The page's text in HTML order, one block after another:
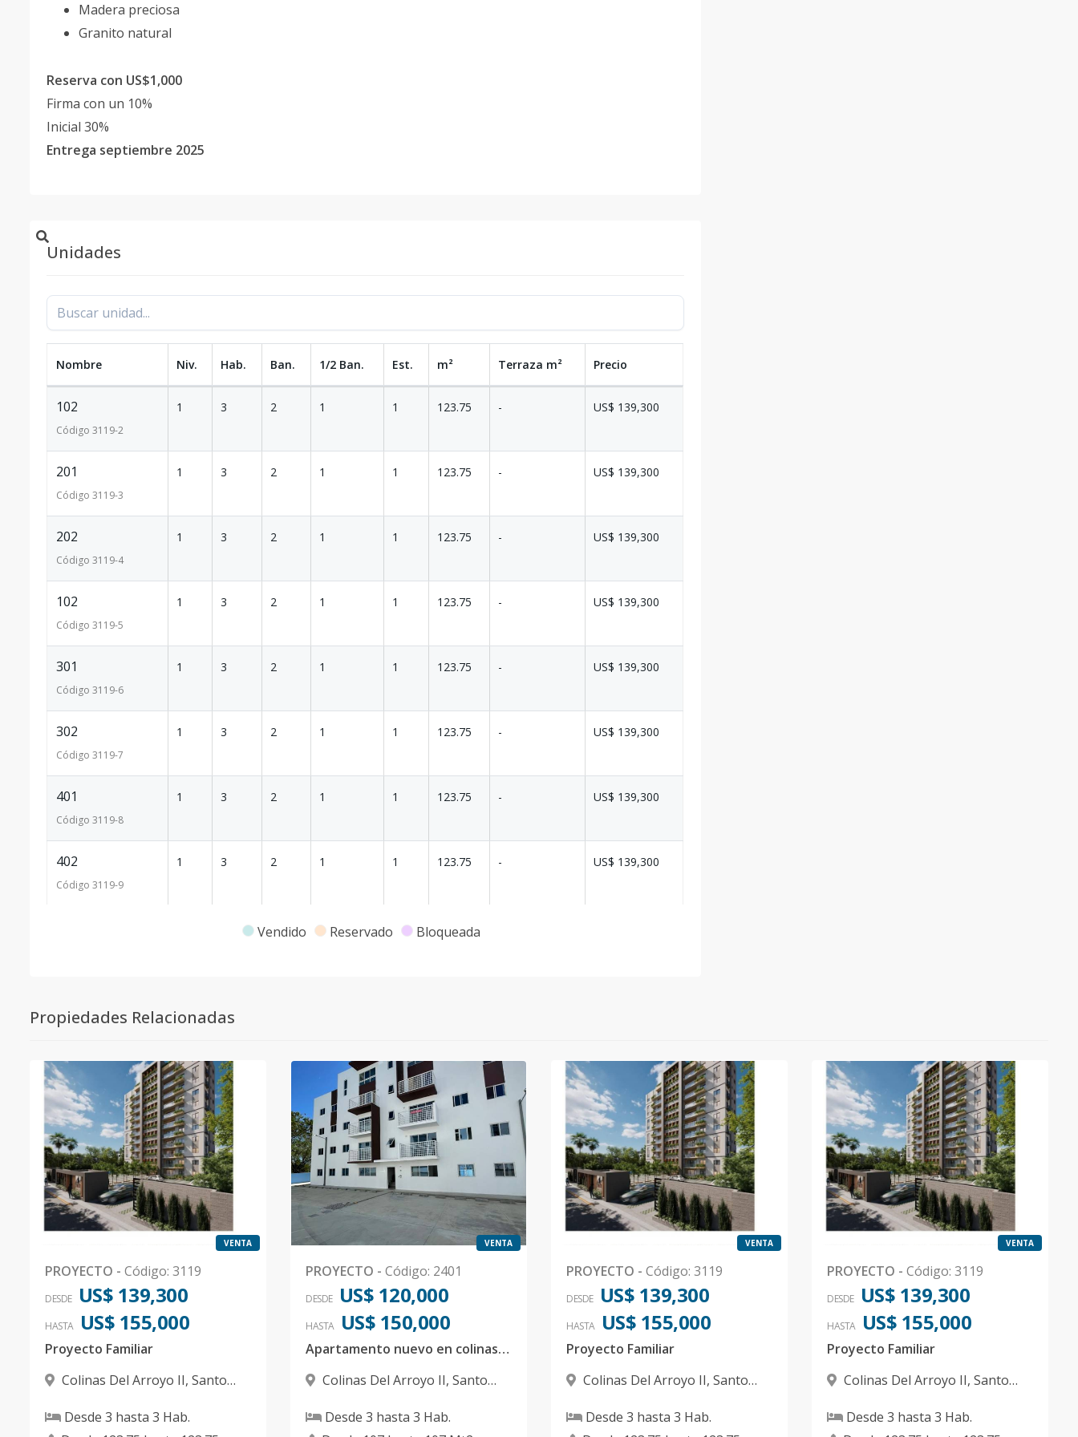
Madera preciosa
Granito natural
Reserva con US$1,000
Firma con un 10%
Inicial 30%
Entrega septiembre 2025
Unidades
Nombre Niv. Hab. Ban. 1/2 Ban. Est. m² Terraza m² Precio
102
Código 3119-2
1 3 2 1 1 123.75 - US$ 139,300
201
Código 3119-3
1 3 2 1 1 123.75 - US$ 139,300
202
Código 3119-4
1 3 2 1 1 123.75 - US$ 139,300
102
Código 3119-5
1 3 2 1 1 123.75 - US$ 139,300
301
Código 3119-6
1 3 2 1 1 123.75 - US$ 139,300
302
Código 3119-7
1 3 2 1 1 123.75 - US$ 139,300
401
Código 3119-8
1 3 2 1 1 123.75 - US$ 139,300
402
Código 3119-9
1 3 2 1 1 123.75 - US$ 139,300
2 1 123.75
Código 3119-11
Código
601
Código3119 -13
1 3 1 123.75 - US$ 140,300
602
Código3119-14
1 3 1 1 US$ 140,300
Código3119 -15
3 -
1 1 123.75 US$ 141,300
702 1 3 1 1 123.75 US$ 141,300
Vendido Reservado Bloqueada
Propiedades Relacionadas
VENTA
PROYECTO - Código: 3119
DESDE US$ 139,300
HASTA US$ 155,000
Proyecto Familiar
Colinas Del Arroyo II, Santo
Desde 3 hasta 3 Hab.
VENTA
PROYECTO - Código: 2401
DESDE US$ 120,000
HASTA US$ 150,000
Apartamento nuevo en colinas del arroyo ll
Colinas Del Arroyo II, Santo
Desde 3 hasta 3 Hab.
VENTA
PROYECTO - Código: 3119
DESDE US$ 139,300
HASTA US$ 155,000
Proyecto Familiar
Colinas Del Arroyo II, Santo
Desde 3 hasta 3 Hab.
VENTA
PROYECTO - Código: 3119
DESDE US$ 139,300
HASTA US$ 155,000
Proyecto Familiar
Colinas Del Arroyo II, Santo
Desde 3 hasta 3 Hab.